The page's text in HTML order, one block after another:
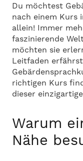
Du möchtest
nach einem Kurs
allein! Immer
faszinierende
möchten sie
Leitfaden
richtigen Kurs
dieser
Warum
Nähe